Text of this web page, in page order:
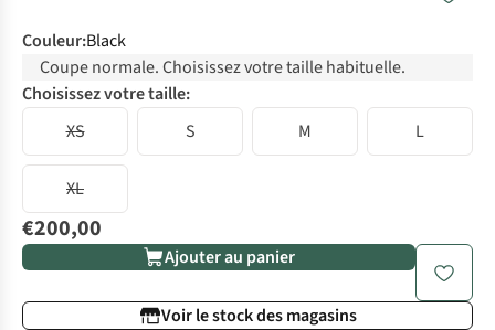
Couleur:Black
Coupe normale. Choisissez votre taille habituelle.
Choisissez votre taille:
XS
S M L
XL
€200,00
Ajouter au panier
Voir le stock des magasins